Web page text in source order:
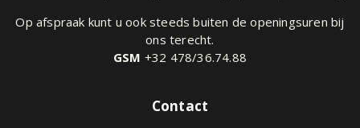
Op afspraak kunt u ook steeds buiten de openingsuren bij
ons terecht.
GSM +32 478/36.74.88
Contact